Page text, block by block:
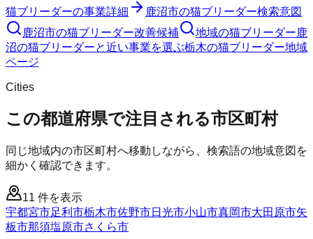
猫ブリーダーの事業詳細 鹿沼市の猫ブリーダー検索意図
鹿沼市の猫ブリーダー改善候補 地域の猫ブリーダー鹿
沼の猫ブリーダーと近い事業を選ぶ栃木の猫ブリーダー地域
ページ
Cities
この都道府県で注目される市区町村
同じ地域内の市区町村へ移動しながら、検索語の地域意図を
細かく確認できます。
11 件を表示
宇都宮市足利市栃木市佐野市日光市小山市真岡市大田原市矢
板市那須塩原市さくら市